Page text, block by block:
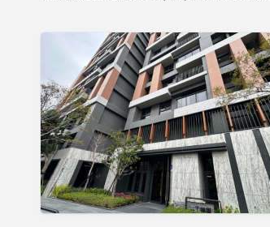
匯
3
房
2
廳
2
衛